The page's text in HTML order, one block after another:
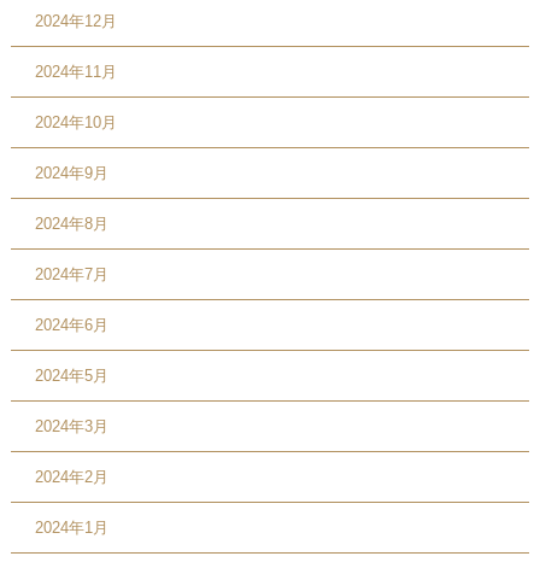
2024年12月
2024年11月
2024年10月
2024年9月
2024年8月
2024年7月
2024年6月
2024年5月
2024年3月
2024年2月
2024年1月